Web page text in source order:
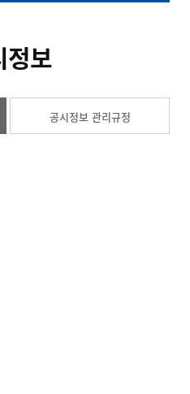
정보
공시정보 관리규정